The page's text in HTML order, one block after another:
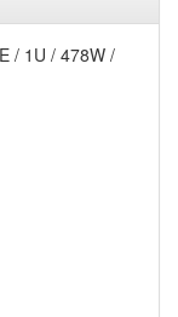
/ 1U / 478W /